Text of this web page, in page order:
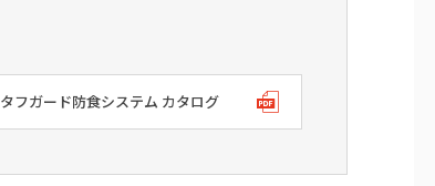
タフガード防食システム カタログ